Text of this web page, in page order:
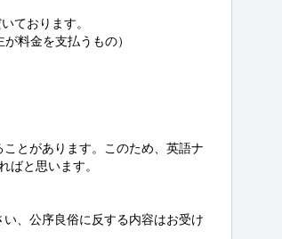
ております。
料金を支払うもの）
とがあります。このため、英語ナ
ばと思います。
、公序良俗に反する内容はお受け